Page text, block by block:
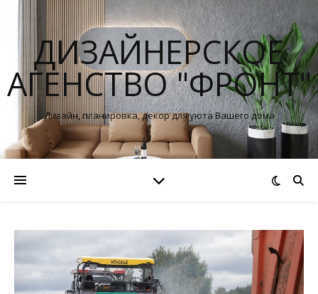
ДИЗАЙНЕРСКОЕ
АГЕНСТВО "ФРОНТ"
Дизайн, планировка, декор для уюта Вашего дома